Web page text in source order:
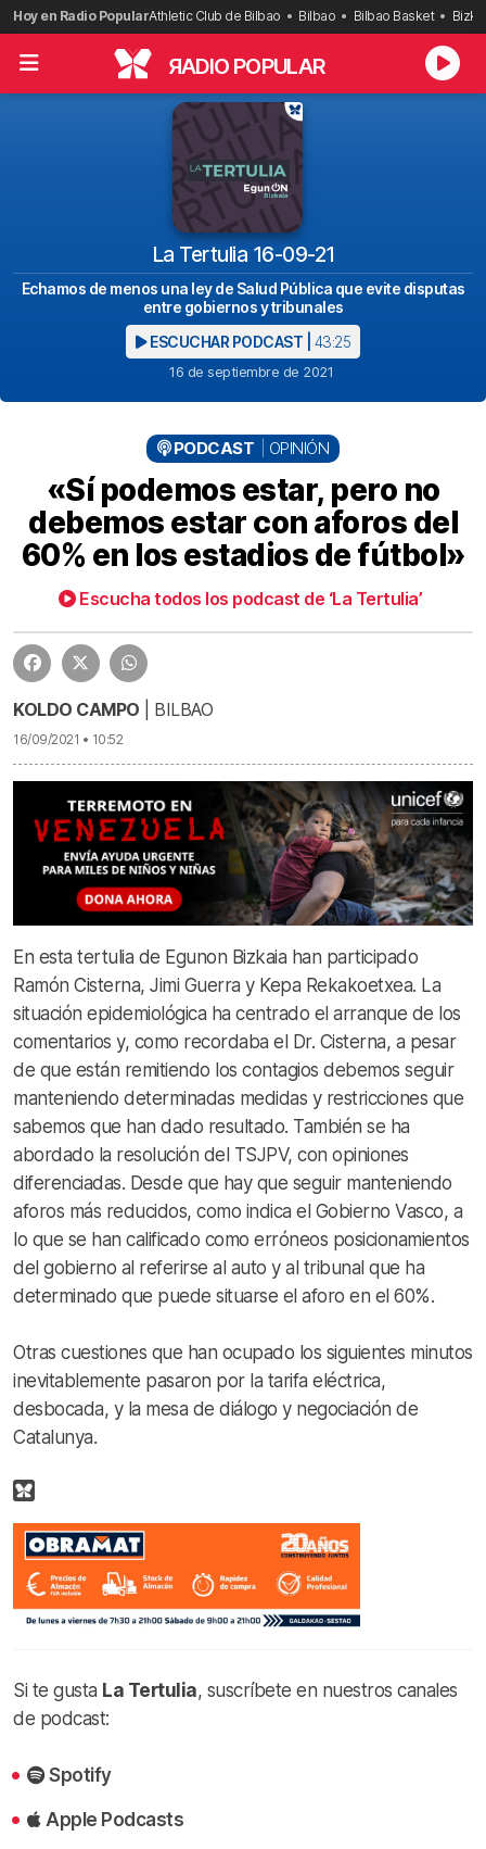
Saltar
al
contenido
Hoy en Radio PopularAthletic Club de Bilbao Bilbao Bilbao Basket
RADIO POPULAR
La Tertulia 16-09-21
Echamos de menos una ley de Salud Pública que evite disputas
entre gobiernos y tribunales
ESCUCHAR PODCAST | 43:25
16 de septiembre de 2021
PODCAST OPINIÓN
«Sí podemos estar, pero no
debemos estar con aforos del
60% en los estadios de fútbol»
Escucha todos los podcast de ‘La Tertulia’
43:25 La Tertulia 16-09-21 | «Sí podemos estar, pero no debemos estar con aforos del 60% en los estadios de fútbol»
KOLDO CAMPO | BILBAO
16/09/2021 • 10:52
En esta tertulia de Egunon Bizkaia han participado
Ramón Cisterna, Jimi Guerra y Kepa Rekakoetxea. La
situación epidemiológica ha centrado el arranque de los
comentarios y, como recordaba el Dr. Cisterna, a pesar
de que están remitiendo los contagios debemos seguir
manteniendo determinadas medidas y restricciones que
sabemos que han dado resultado. También se ha
abordado la resolución del TSJPV, con opiniones
diferenciadas. Desde que hay que seguir manteniendo
aforos más reducidos, como indica el Gobierno Vasco, a
lo que se han calificado como erróneos posicionamientos
del gobierno al referirse al auto y al tribunal que ha
determinado que puede situarse el aforo en el 60%.
Otras cuestiones que han ocupado los siguientes minutos
inevitablemente pasaron por la tarifa eléctrica,
desbocada, y la mesa de diálogo y negociación de
Catalunya.
Si te gusta La Tertulia, suscríbete en nuestros canales
de podcast:
Spotify
Apple Podcasts